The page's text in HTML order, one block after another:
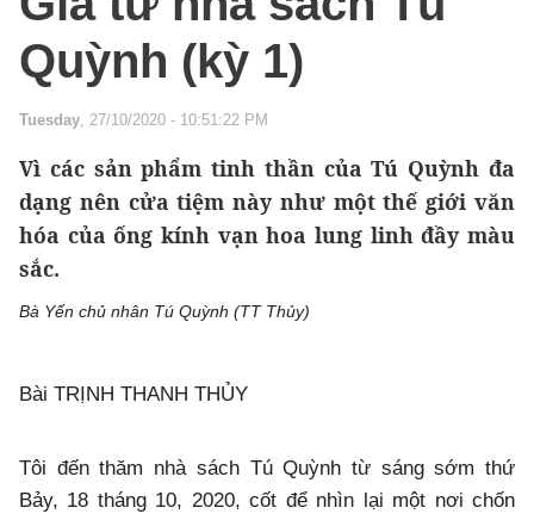
Quỳnh (kỳ 1)
Tuesday, 27/10/2020 - 10:51:22 PM
Vì các sản phẩm tinh thần của Tú Quỳnh đa
dạng nên cửa tiệm này như một thế giới văn
hóa của ống kính vạn hoa lung linh đầy màu
sắc.
Bà Yến chủ nhân Tú Quỳnh (TT Thủy)
Bài TRỊNH THANH THỦY
Tôi đến thăm nhà sách Tú Quỳnh từ sáng sớm thứ
Bảy, 18 tháng 10, 2020, cốt để nhìn lại một nơi chốn